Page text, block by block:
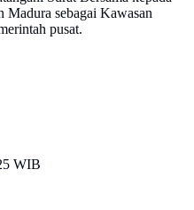
Madura sebagai Kawasan
pusat.
WIB